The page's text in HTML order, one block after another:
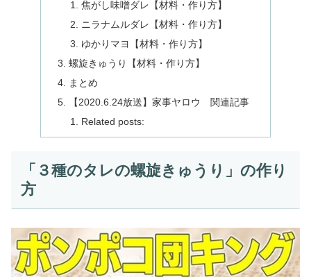
焦がし味噌ダレ【材料・作り方】
ニラナムルダレ【材料・作り方】
ゆかりマヨ【材料・作り方】
螺旋きゅうり【材料・作り方】
まとめ
【2020.6.24放送】家事ヤロウ 関連記事
Related posts:
「３種のタレの螺旋きゅうり」の作り
方